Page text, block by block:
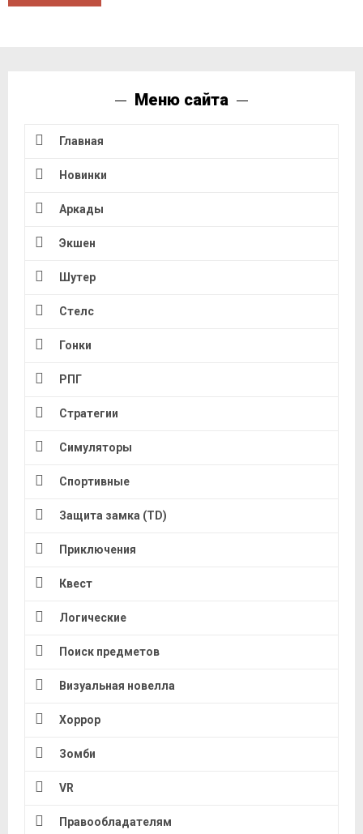
Меню сайта
Главная
Новинки
Аркады
Экшен
Шутер
Стелс
Гонки
РПГ
Стратегии
Симуляторы
Спортивные
Защита замка (TD)
Приключения
Квест
Логические
Поиск предметов
Визуальная новелла
Хоррор
Зомби
VR
Правообладателям